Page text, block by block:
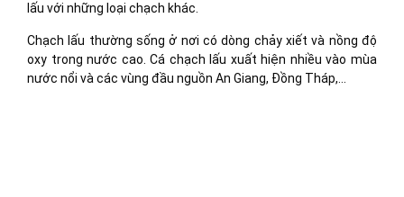
lấu với những loại chạch khác.
Chạch lấu thường sống ở nơi có dòng chảy xiết và nồng độ
oxy trong nước cao. Cá chạch lấu xuất hiện nhiều vào mùa
nước nổi và các vùng đầu nguồn An Giang, Đồng Tháp,…